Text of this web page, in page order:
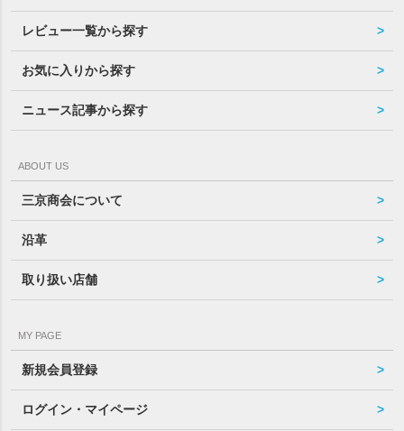
レビュー一覧から探す
お気に入りから探す
ニュース記事から探す
ABOUT US
三京商会について
沿革
取り扱い店舗
MY PAGE
新規会員登録
ログイン・マイページ